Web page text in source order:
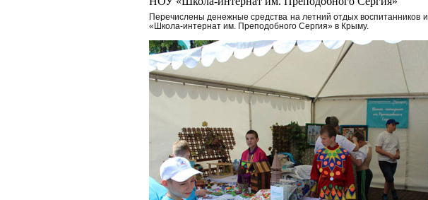
Перечислены денежные средства на летний отдых воспитанников и
«Школа-интернат им. Преподобного Сергия» в Крыму.